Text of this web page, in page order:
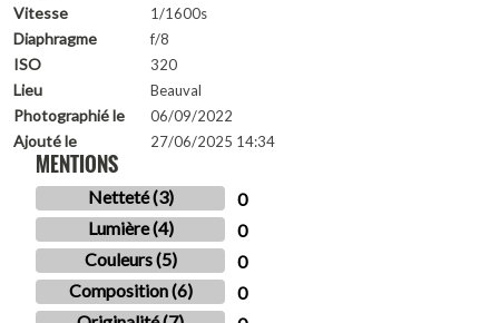
Vitesse 1/1600s
Diaphragme f/8
ISO 320
Lieu Beauval
Photographié le 06/09/2022
Ajouté le 27/06/2025 14:34
MENTIONS
Netteté (3)
0
Lumière (4)
0
Couleurs (5)
0
Composition (6)
0